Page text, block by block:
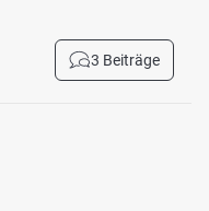
3 Beiträge